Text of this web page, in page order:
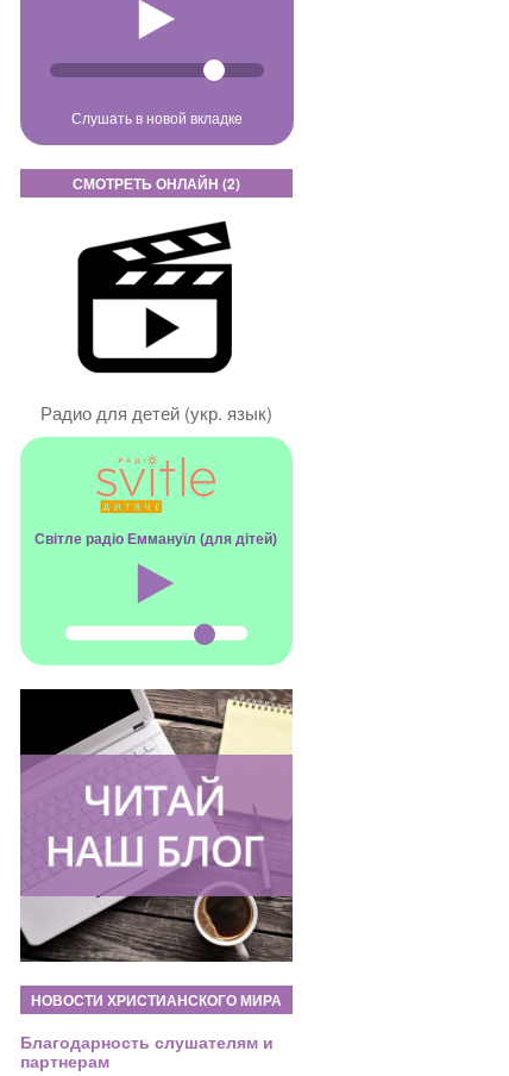
Слушать в новой вкладке
СМОТРЕТЬ ОНЛАЙН (2)
Радио для детей (укр. язык)
Світле радіо Еммануїл (для дітей)
НОВОСТИ ХРИСТИАНСКОГО МИРА
Благодарность слушателям и
партнерам